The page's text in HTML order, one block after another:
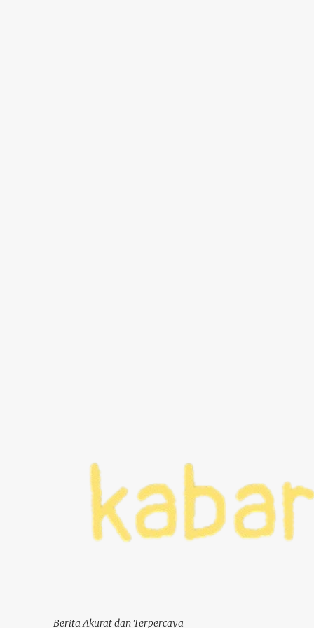
Berita Akurat dan Terpercaya